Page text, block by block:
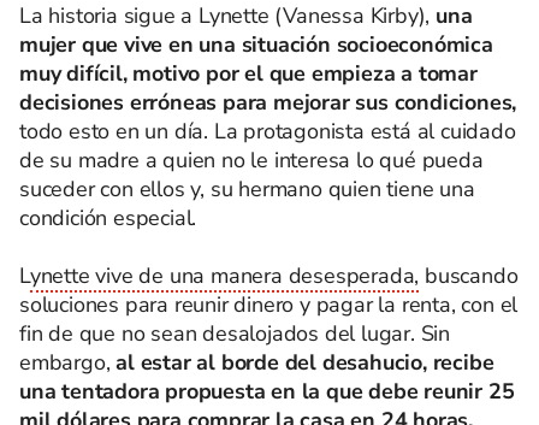
La historia sigue a Lynette (Vanessa Kirby), una
mujer que vive en una situación socioeconómica
muy difícil, motivo por el que empieza a tomar
decisiones erróneas para mejorar sus condiciones,
todo esto en un día. La protagonista está al cuidado
de su madre a quien no le interesa lo qué pueda
suceder con ellos y, su hermano quien tiene una
condición especial.
Lynette vive de una manera desesperada, buscando
soluciones para reunir dinero y pagar la renta, con el
fin de que no sean desalojados del lugar. Sin
embargo, al estar al borde del desahucio, recibe
una tentadora propuesta en la que debe reunir 25